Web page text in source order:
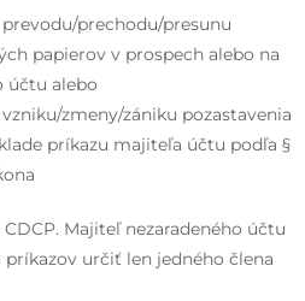
prechodu/presunu
papierov v prospech alebo na
účtu alebo
zmeny/zániku pozastavenia
príkazu majiteľa účtu podľa §
Majiteľ nezaradeného účtu
určiť len jedného člena